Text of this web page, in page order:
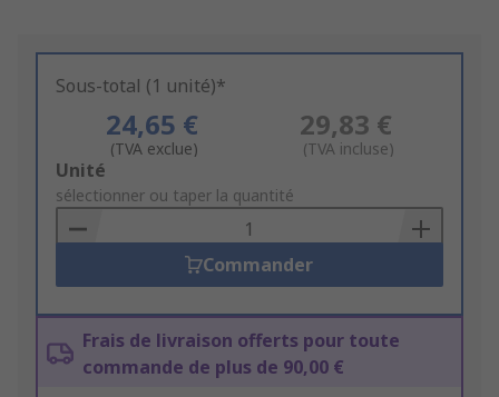
Sous-total (1 unité)*
24,65 €
(TVA exclue)
29,83 €
(TVA incluse)
Add
to
Basket
Unité
sélectionner ou taper la quantité
Commander
Frais de livraison offerts pour toute
commande de plus de 90,00 €